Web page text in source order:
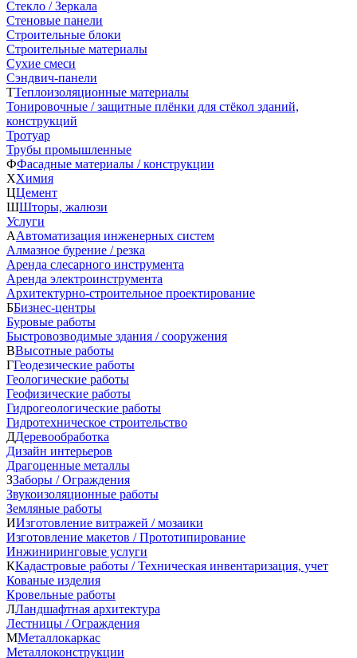
Стекло / Зеркала
Стеновые панели
Строительные блоки
Строительные материалы
Сухие смеси
Сэндвич-панели
ТТеплоизоляционные материалы
Тонировочные / защитные плёнки для стёкол зданий,
конструкций
Тротуар
Трубы промышленные
ФФасадные материалы / конструкции
ХХимия
ЦЦемент
ШШторы, жалюзи
Услуги
ААвтоматизация инженерных систем
Алмазное бурение / резка
Аренда слесарного инструмента
Аренда электроинструмента
Архитектурно-строительное проектирование
ББизнес-центры
Буровые работы
Быстровозводимые здания / сооружения
ВВысотные работы
ГГеодезические работы
Геологические работы
Геофизические работы
Гидрогеологические работы
Гидротехническое строительство
ДДеревообработка
Дизайн интерьеров
Драгоценные металлы
ЗЗаборы / Ограждения
Звукоизоляционные работы
Земляные работы
ИИзготовление витражей / мозаики
Изготовление макетов / Прототипирование
Инжиниринговые услуги
ККадастровые работы / Техническая инвентаризация, учет
Кованые изделия
Кровельные работы
ЛЛандшафтная архитектура
Лестницы / Ограждения
ММеталлокаркас
Металлоконструкции